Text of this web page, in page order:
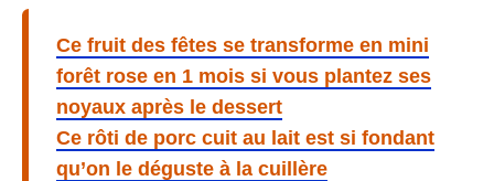
Ce fruit des fêtes se transforme en mini
forêt rose en 1 mois si vous plantez ses
noyaux après le dessert
Ce rôti de porc cuit au lait est si fondant
qu’on le déguste à la cuillère